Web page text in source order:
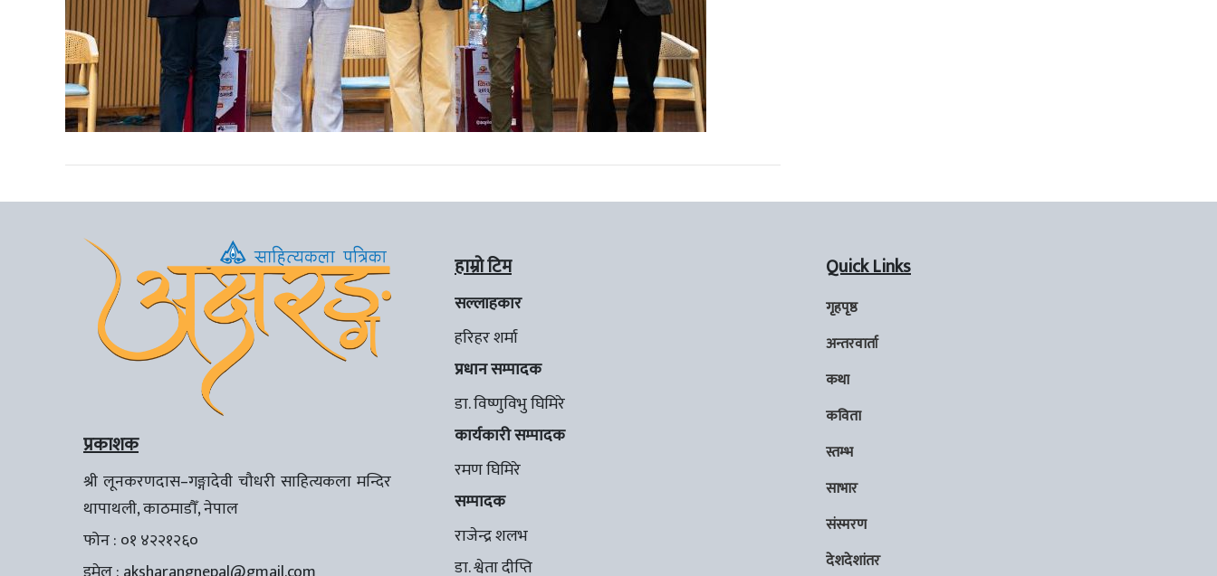
प्रकाशक
श्री लूनकरणदास–गङ्गादेवी चौधरी साहित्यकला मन्दिर
थापाथली, काठमाडौँ, नेपाल
फोन : ०१ ४२२१२६०
हाम्रो टिम
सल्लाहकार
हरिहर शर्मा
प्रधान सम्पादक
डा. विष्णुविभु घिमिरे
कार्यकारी सम्पादक
रमण घिमिरे
सम्पादक
राजेन्द्र शलभ
डा. श्वेता दीप्ति
Quick Links
गृहपृष्ठ
अन्तरवार्ता
कथा
कविता
स्तम्भ
साभार
संस्मरण
देशदेशांतर